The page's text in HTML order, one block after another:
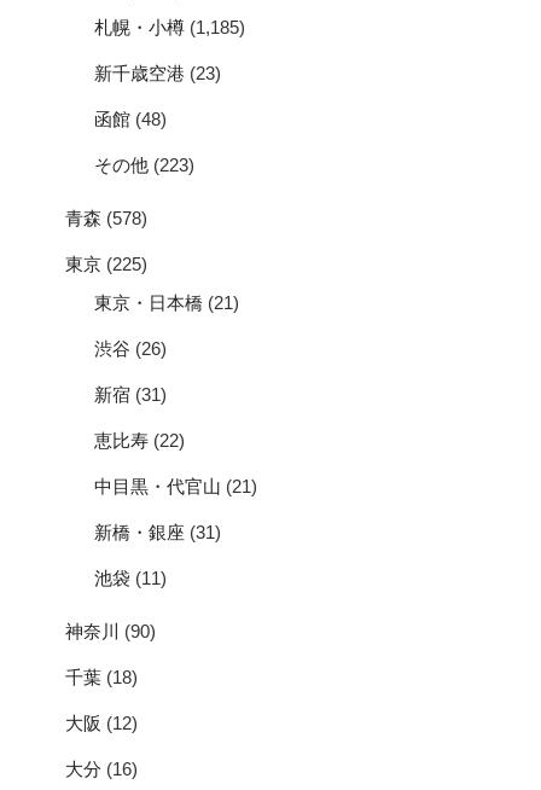
札幌・小樽 (1,185)
新千歳空港 (23)
函館 (48)
その他 (223)
青森 (578)
東京 (225)
東京・日本橋 (21)
渋谷 (26)
新宿 (31)
恵比寿 (22)
中目黒・代官山 (21)
新橋・銀座 (31)
池袋 (11)
神奈川 (90)
千葉 (18)
大阪 (12)
大分 (16)